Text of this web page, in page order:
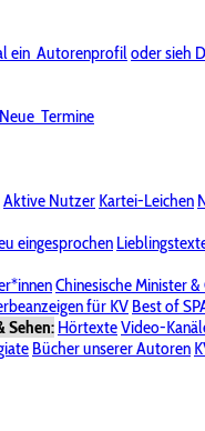
ein Autorenprofiloder sieh
Neue Termine
Aktive Nutzer Kartei-Leichen
eingesprochen
Chinesische Minister &
für KV Best of
Sehen: HörtexteVideo-
Bücher unserer Autoren
KVPasswort vergessen?